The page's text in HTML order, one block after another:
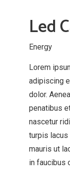
Led
Energy
Lorem
adipiscing
dolor.
penatibus
nascetur
turpis lacus
mauris ut
in faucibus